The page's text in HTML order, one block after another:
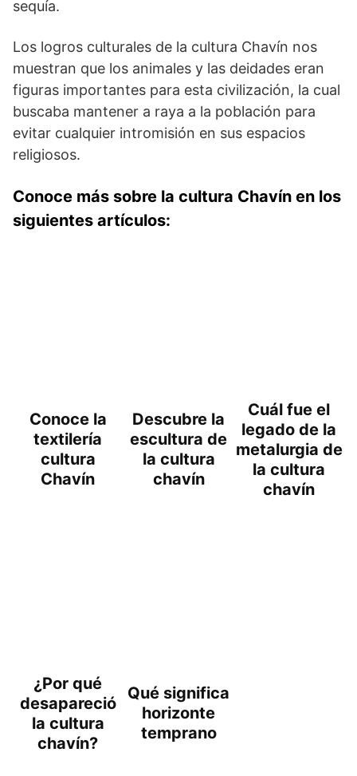
sequía.
Los logros culturales de la cultura Chavín nos
muestran que los animales y las deidades eran
figuras importantes para esta civilización, la cual
buscaba mantener a raya a la población para
evitar cualquier intromisión en sus espacios
religiosos.
Conoce más sobre la cultura Chavín en los
siguientes artículos:
Conoce la
textilería
cultura
Chavín
Descubre la
escultura de
la cultura
chavín
Cuál fue el
legado de la
metalurgia de
la cultura
chavín
¿Por qué
desapareció
la cultura
chavín?
Qué significa
horizonte
temprano